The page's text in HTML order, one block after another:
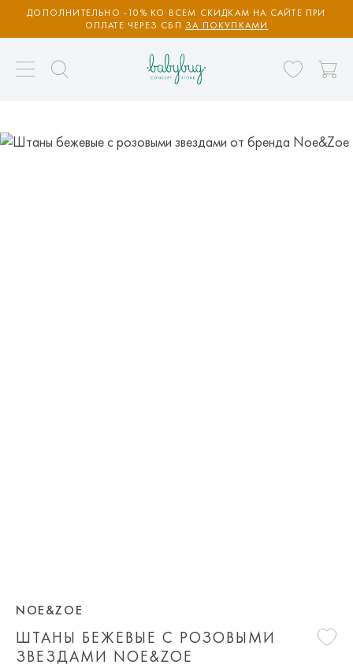
ДОПОЛНИТЕЛЬНО -10% КО ВСЕМ СКИДКАМ НА САЙТЕ ПРИ
ОПЛАТЕ ЧЕРЕЗ СБП ЗА ПОКУПКАМИ
ШТАНЫ БЕЖЕВЫЕ С РОЗОВЫМИ
ЗВЕЗДАМИ NOE&ZOE
NOE&ZOE